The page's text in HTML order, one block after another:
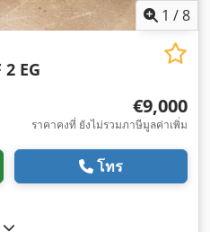
1 /8
EG
€9,000
ราคาคงที่ ยังไม่รวมภาษีมูลค่าเพิ่ม
โทร